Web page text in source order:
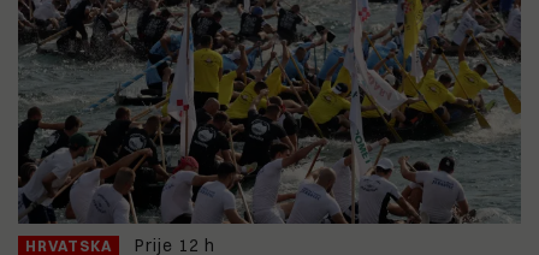
HRVATSKA Prije 12 h